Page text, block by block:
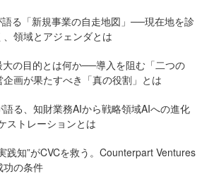
る「新規事業の自走地図」──現在地を診
領域とアジェンダとは
大の目的とは何か──導入を阻む「二つの
画が果たすべき「真の役割」とは
る、知財業務AIから戦略領域AIへの進化
ストレーションとは
践知”がCVCを救う。Counterpart Ventures
功の条件